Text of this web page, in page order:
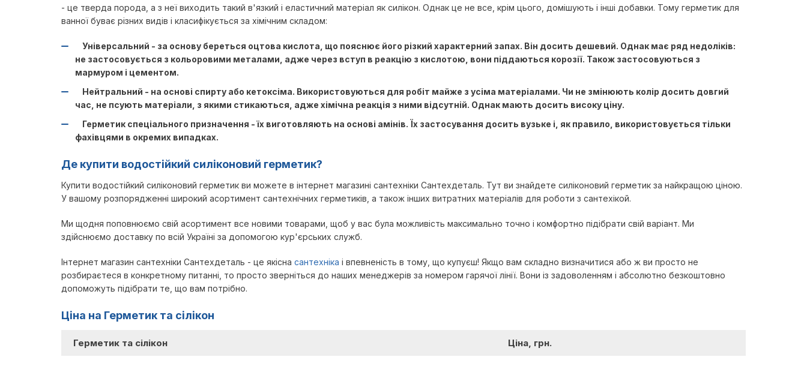
- це тверда порода, а з неї виходить такий в'язкий і еластичний матеріал як силікон. Однак це не все, крім цього, домішують і інші добавки. Тому герметик для
ванної буває різних видів і класифікується за хімічним складом:
Універсальний - за основу береться оцтова кислота, що пояснює його різкий характерний запах. Він досить дешевий. Однак має ряд недоліків:
не застосовується з кольоровими металами, адже через вступ в реакцію з кислотою, вони піддаються корозії. Також застосовуються з
мармуром і цементом.
Нейтральний - на основі спирту або кетоксіма. Використовуються для робіт майже з усіма матеріалами. Чи не змінюють колір досить довгий
час, не псують матеріали, з якими стикаються, адже хімічна реакція з ними відсутній. Однак мають досить високу ціну.
Герметик спеціального призначення - їх виготовляють на основі амінів. Їх застосування досить вузьке і, як правило, використовується тільки
фахівцями в окремих випадках.
Де купити водостійкий силіконовий герметик?
Купити водостійкий силіконовий герметик ви можете в інтернет магазині сантехніки Сантехдеталь. Тут ви знайдете силіконовий герметик за найкращою ціною.
У вашому розпорядженні широкий асортимент сантехнічних герметиків, а також інших витратних матеріалів для роботи з сантехікой.
Ми щодня поповнюємо свій асортимент все новими товарами, щоб у вас була можливість максимально точно і комфортно підібрати свій варіант. Ми
здійснюємо доставку по всій Україні за допомогою кур'єрських служб.
Інтернет магазин сантехніки Сантехдеталь - це якісна сантехніка і впевненість в тому, що купуєш! Якщо вам складно визначитися або ж ви просто не
розбираєтеся в конкретному питанні, то просто зверніться до наших менеджерів за номером гарячої лінії. Вони із задоволенням і абсолютно безкоштовно
допоможуть підібрати те, що вам потрібно.
Ціна на Герметик та сілікон
Герметик та сілікон Ціна, грн.